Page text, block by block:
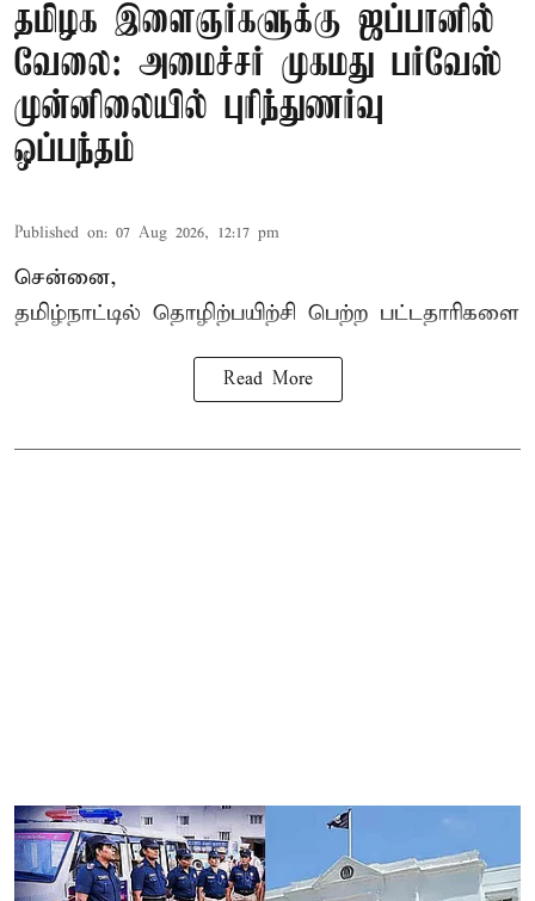
தமிழக இளைஞர்களுக்கு ஜப்பானில்
வேலை: அமைச்சர் முகமது பர்வேஸ்
முன்னிலையில் புரிந்துணர்வு
ஒப்பந்தம்
Published on: 07 Aug 2026, 12:17 pm
சென்னை,
தமிழ்நாட்டில் தொழிற்பயிற்சி பெற்ற பட்டதாரிகளை
Read More